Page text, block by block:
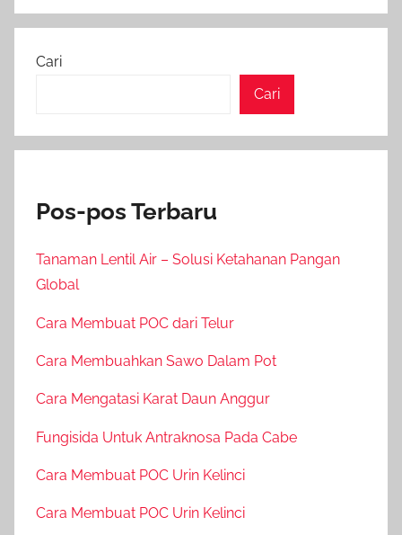
Cari
Cari
Pos-pos Terbaru
Tanaman Lentil Air – Solusi Ketahanan Pangan
Global
Cara Membuat POC dari Telur
Cara Membuahkan Sawo Dalam Pot
Cara Mengatasi Karat Daun Anggur
Fungisida Untuk Antraknosa Pada Cabe
Cara Membuat POC Urin Kelinci
Cara Membuat POC Urin Kelinci